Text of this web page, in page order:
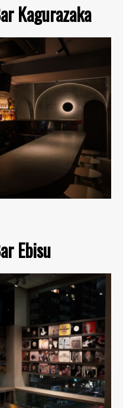
Kagurazaka
Ebisu